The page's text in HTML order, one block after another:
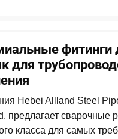
фитинги
для
Hebei Allland Steel
предлагает сварочные
класса для самых